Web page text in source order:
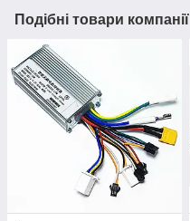
Подібні товари компанії